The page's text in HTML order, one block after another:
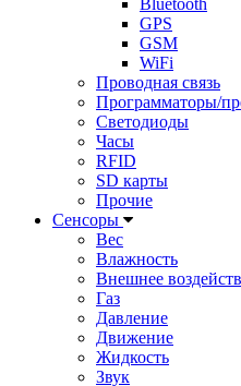
GPS
GSM
WiFi
Проводная связь
Программаторы/
Светодиоды
Часы
RFID
SD карты
Прочие
Сенсоры
Вес
Влажность
Внешнее
Газ
Давление
Движение
Жидкость
Звук